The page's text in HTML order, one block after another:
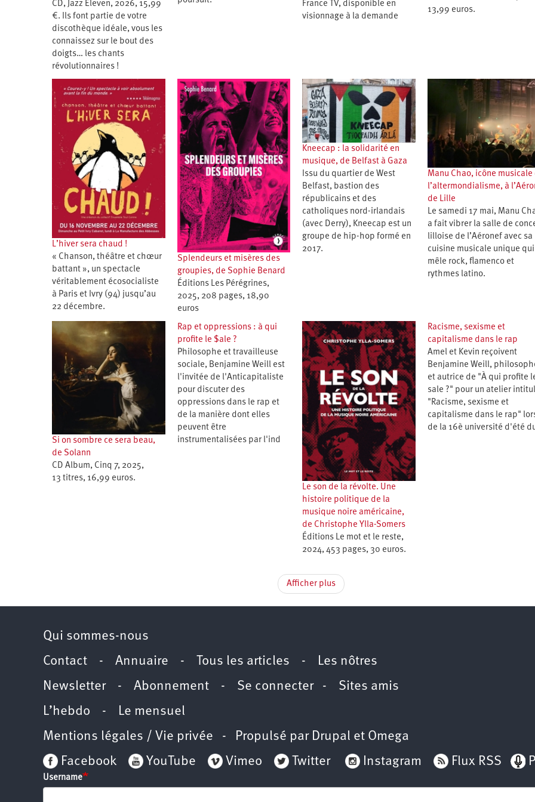
Hôpitaux
SNCF
Services
publics
LGBTI
Santé
Vidéos
Dans
mon
département
Europe
Moyen-
Orient
Océanie
CD, Jazz Eleven, 2026, 15,99
€. Ils font partie de votre
discothèque idéale, vous les
connaissez sur le bout des
doigts… les chants
révolutionnaires !
France TV, disponible en
visionnage à la demande
13,99 euros.
L’hiver sera chaud !
« Chanson, théâtre et chœur
battant », un spectacle
véritablement écosocialiste
à Paris et Ivry (94) jusqu’au
22 décembre.
Splendeurs et misères des
groupies, de Sophie Benard
Éditions Les Pérégrines,
2025, 208 pages, 18,90
euros
Kneecap : la solidarité en
musique, de Belfast à Gaza
Issu du quartier de West
Belfast, bastion des
républicains et des
catholiques nord-irlandais
(avec Derry), Kneecap est un
groupe de hip-hop formé en
2017.
Manu Chao, icône musicale
l’altermondialisme, à
de Lille
Le samedi 17 mai, Manu
a fait vibrer la salle de
lilloise de l’Aéronef avec sa
cuisine musicale unique qui
mêle rock, flamenco et
rythmes latino.
Si on sombre ce sera beau,
de Solann
CD Album, Cinq 7, 2025,
13 titres, 16,99 euros.
Rap et oppressions : à qui
profite le $ale ?
Philosophe et travailleuse
sociale, Benjamine Weill est
l'invitée de l'Anticapitaliste
pour discuter des
oppressions dans le rap et
de la manière dont elles
peuvent être
instrumentalisées par l'ind
Le son de la révolte. Une
histoire politique de la
musique noire américaine,
de Christophe Ylla-Somers
Éditions Le mot et le reste,
2024, 453 pages, 30 euros.
Racisme, sexisme et
capitalisme dans le rap
Amel et Kevin reçoivent
Benjamine Weill,
et autrice de "À qui profite
sale ?" pour un atelier
"Racisme, sexisme et
capitalisme dans le rap"
de la 16è université d'été
Afficher plus
Qui sommes-nous
Contact - Annuaire - Tous les articles -
Les nôtres
Newsletter- Abonnement - Se connecter- Sites amis
L’hebdo -
Le mensuel
Mentions légales / Vie privée - Propulsé par Drupal et Omega
Facebook
YouTube Vimeo Twitter Instagram Flux RSS
Username